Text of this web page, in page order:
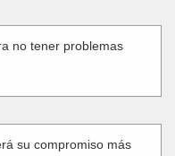
no tener problemas
su compromiso más